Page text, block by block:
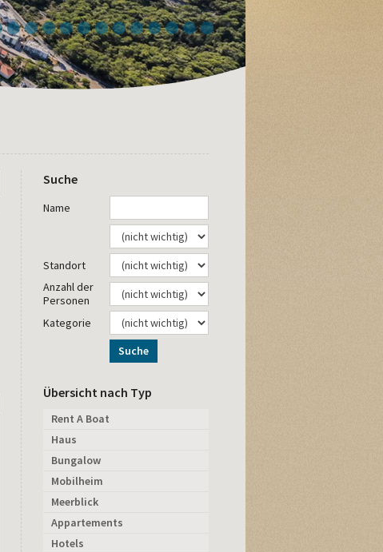
2 3 4 5 6 7 8 9 10 11 12 13 14
Suche
Name
Standort
Anzahl der
Personen
Kategorie
Suche
Übersicht nach Typ
Rent A Boat
Haus
Bungalow
Mobilheim
Meerblick
Appartements
Hotels